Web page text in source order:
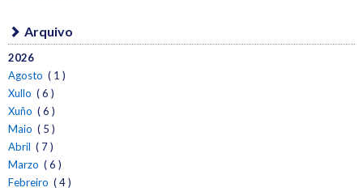
Arquivo
2026
Agosto ( 1 )
Xullo ( 6 )
Xuño ( 6 )
Maio ( 5 )
Abril ( 7 )
Marzo ( 6 )
Febreiro ( 4 )